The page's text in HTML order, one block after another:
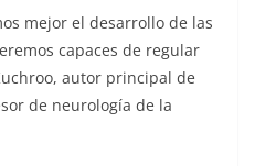
mejor el desarrollo de las
capaces de regular
autor principal de
de neurología de la